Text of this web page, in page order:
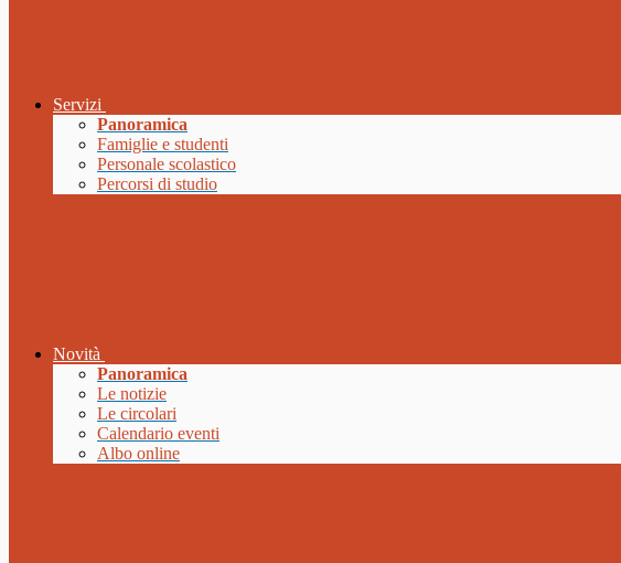
Servizi
Panoramica
Famiglie e studenti
Personale scolastico
Percorsi di studio
Novità
Panoramica
Le notizie
Le circolari
Calendario eventi
Albo online